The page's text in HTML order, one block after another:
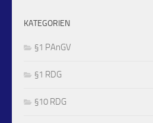
KATEGORIEN
§1 PAnGV
§1 RDG
§10 RDG